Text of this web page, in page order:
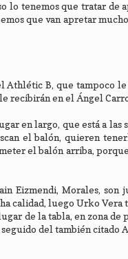
lo tenemos que tratar de
que van apretar
B, que tampoco
recibirán en el Ángel
en largo, que está a las
el balón, quieren
el balón arriba,
Eizmendi, Morales, son
calidad, luego Urko
de la tabla, en zona de
del también citado